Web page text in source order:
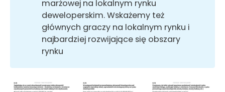
marżowej na lokalnym rynku
deweloperskim. Wskażemy też
głównych graczy na lokalnym rynku i
najbardziej rozwijające się obszary
rynku